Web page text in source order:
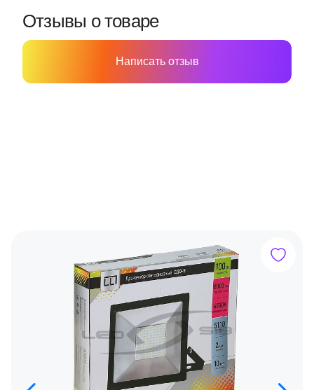
Отзывы о товаре
Написать отзыв